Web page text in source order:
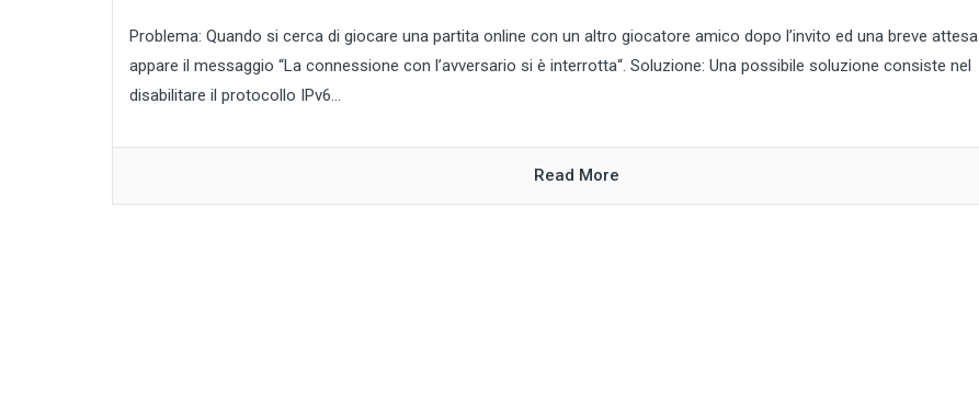
Problema: Quando si cerca di giocare una partita online con un altro giocatore amico dopo l’invito ed una breve attesa
appare il messaggio “La connessione con l’avversario si è interrotta“. Soluzione: Una possibile soluzione consiste nel
disabilitare il protocollo IPv6...
Read More